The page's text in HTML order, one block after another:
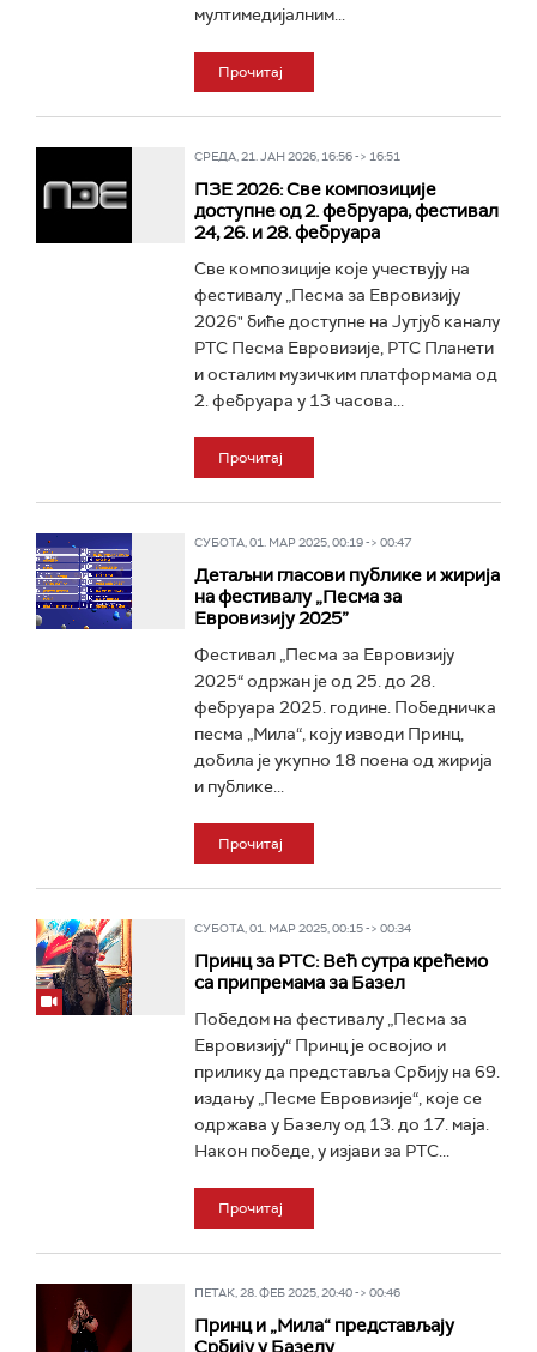
мултимедијалним...
Прочитај
СРЕДА, 21. ЈАН 2026, 16:56 -> 16:51
ПЗЕ 2026: Све композиције
доступне од 2. фебруара, фестивал
24, 26. и 28. фебруара
Све композиције које учествују на
фестивалу „Песма за Евровизију
2026" биће доступне на Јутјуб каналу
РТС Песма Евровизије, РТС Планети
и осталим музичким платформама од
2. фебруара у 13 часова...
Прочитај
СУБОТА, 01. МАР 2025, 00:19 -> 00:47
Детаљни гласови публике и жирија
на фестивалу „Песма за
Евровизију 2025”
Фестивал „Песма за Евровизију
2025“ одржан је од 25. до 28.
фебруара 2025. године. Победничка
песма „Мила“, коју изводи Принц,
добила је укупно 18 поена од жирија
и публике...
Прочитај
СУБОТА, 01. МАР 2025, 00:15 -> 00:34
Принц за РТС: Већ сутра крећемо
са припремама за Базел
Победом на фестивалу „Песма за
Евровизију“ Принц је освојио и
прилику да представља Србију на 69.
издању „Песме Евровизије“, које се
одржава у Базелу од 13. до 17. маја.
Након победе, у изјави за РТС...
Прочитај
ПЕТАК, 28. ФЕБ 2025, 20:40 -> 00:46
Принц и „Мила“ представљају
Србију у Базелу